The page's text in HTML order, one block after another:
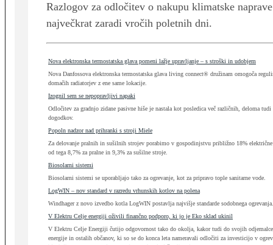
Razlogov za odločitev o nakupu klimatske
največkrat zaradi vročih poletnih dni.
Nova elektronska termostatska glava pomeni lažje upravljanje – s stroški in udobjem
Nova Danfossova elektronska termostatska glava living connect® družinam omogoča
domačih radiatorjev z ene same lokacije.
Izognil sem se nepopravljivi napaki
Odločitev za gradnjo zidane pasivne hiše je nastala kot posledica več različnih, deloma
dogodkov.
Popoln nadzor nad prihranki s stroji Miele
Za delovanje pralnih in sušilnih strojev porabimo v gospodinjstvu približno 18% električne
od tega 8,7% za pralne in 9,3% za sušilne stroje.
Biosolarni sistemi
Biosolarni sistemi se uporabljajo tako za ogrevanje, kot za pripravo tople sanitarne vode.
LogWIN – nov standard v razredu vrhunskih kotlov na polena
Windhager z novo izvedbo kotla LogWIN postavlja najvišje standarde sodobnega ogrevanja.
V Elektru Celje energiji oživili finančno podporo, ki jo je Eko sklad ukinil
V Elektru Celje Energiji čutijo odgovornost tako do okolja, kakor tudi do svojih
energije in ostalih občanov, ki so se do konca leta nameravali odločiti za investicijo v